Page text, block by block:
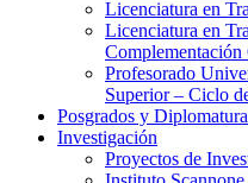
Licenciatura en
Licenciatura en
Profesorado
Superior – Ciclo
Posgrados y
Investigación
Proyectos de